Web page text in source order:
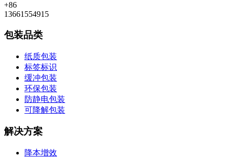
+86
13661554915
包装品类
纸质包装
标签标识
缓冲包装
环保包装
防静电包装
可降解包装
解决方案
降本增效